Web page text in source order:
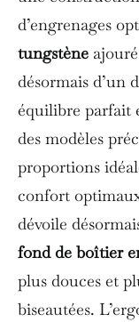
d’engrenages
tungstène
désormais d’un
équilibre parfait
des modèles
proportions
confort
dévoile
fond de boîtier
plus douces et
biseautées.